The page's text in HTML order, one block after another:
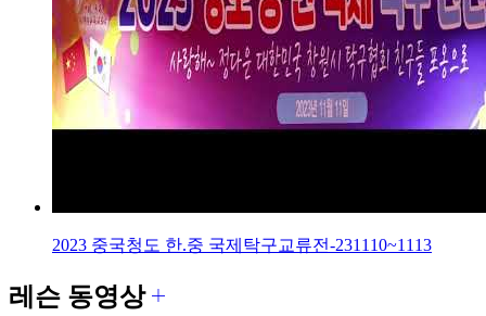
2023 중국청도 한.중 국제탁구교류전-231110~1113
레슨 동영상